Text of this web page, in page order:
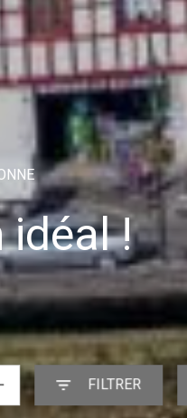
idéal !
FILTRER